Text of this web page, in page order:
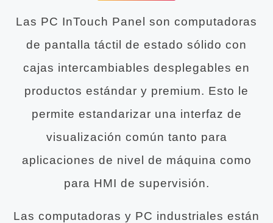
Las PC InTouch Panel son computadoras
de pantalla táctil de estado sólido con
cajas intercambiables desplegables en
productos estándar y premium. Esto le
permite estandarizar una interfaz de
visualización común tanto para
aplicaciones de nivel de máquina como
para HMI de supervisión.
Las computadoras y PC industriales están